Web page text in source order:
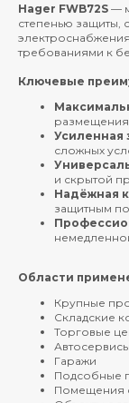
Hager FWB72S —
степенью защиты,
требованиями к
Ключевые
Усиленная
сложных
и скрытой
Надёжная
защитным
Области
Крупные
Складские
Торговые
Автосервисы
Гаражи
Подсобные
Помещения